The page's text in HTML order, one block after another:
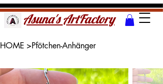
Asuna's ArtFactory
HOME >Pfötchen-Anhänger